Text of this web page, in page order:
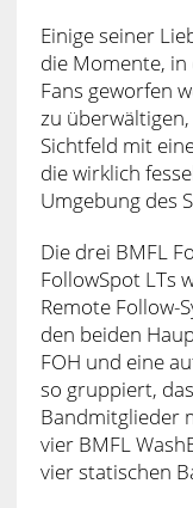
Einige seiner
die Momente, in
Fans geworfen
zu
Sichtfeld mit
die wirklich
Umgebung des
Die drei BMFL
FollowSpot LTs
Remote Follow-
den beiden
FOH und eine
so gruppiert,
Bandmitglieder
vier BMFL
vier statischen